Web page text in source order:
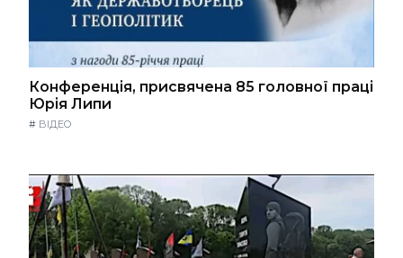
Конференція, присвячена 85 головної праці
Юрія Липи
# ВІДЕО